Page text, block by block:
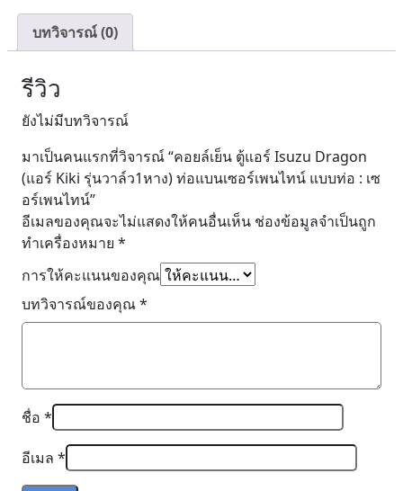
เพน
ไทน์
แบบ
ท่อ
เพน
ไทน์
ชิ้น
บทวิจารณ์ (0)
รีวิว
ยังไม่มีบทวิจารณ์
มาเป็นคนแรกที่วิจารณ์ “คอยล์เย็น ตู้แอร์ Isuzu Dragon
(แอร์ Kiki รุ่นวาล์ว1หาง) ท่อแบนเซอร์เพนไทน์ แบบท่อ : เซ
อร์เพนไทน์”
อีเมลของคุณจะไม่แสดงให้คนอื่นเห็น ช่องข้อมูลจำเป็นถูก
ทำเครื่องหมาย *
การให้คะแนนของคุณ
บทวิจารณ์ของคุณ*
ชื่อ *
อีเมล *